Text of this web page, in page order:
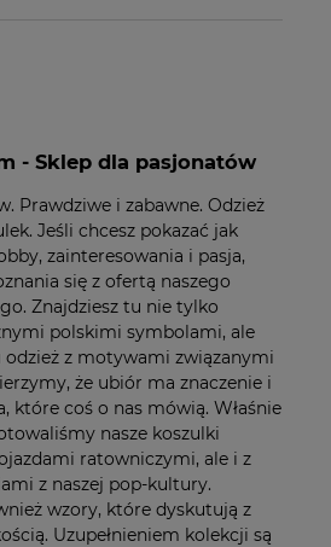
- Sklep dla pasjonatów
Prawdziwe i zabawne. Odzież
Jeśli chcesz pokazać jak
zainteresowania i pasja,
się z ofertą naszego
Znajdziesz tu nie tylko
polskimi symbolami, ale
z motywami związanymi
że ubiór ma znaczenie i
które coś o nas mówią. Właśnie
nasze koszulki
ratowniczymi, ale i z
z naszej pop-kultury.
wzory, które dyskutują z
Uzupełnieniem kolekcji są